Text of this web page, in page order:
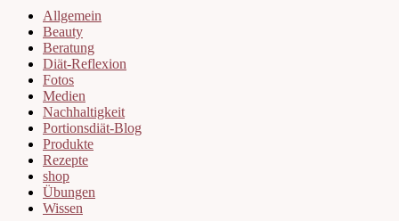
Allgemein
Beauty
Beratung
Diät-Reflexion
Fotos
Medien
Nachhaltigkeit
Portionsdiät-Blog
Produkte
Rezepte
shop
Übungen
Wissen